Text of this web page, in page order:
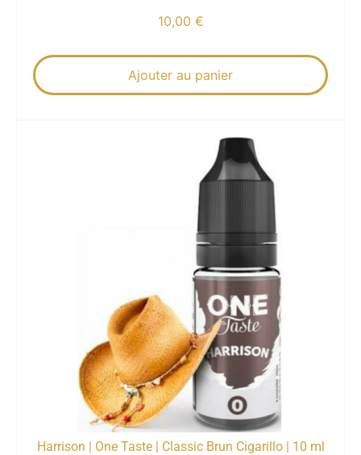
10,00 €
Ajouter au panier
Harrison | One Taste | Classic Brun Cigarillo | 10 ml